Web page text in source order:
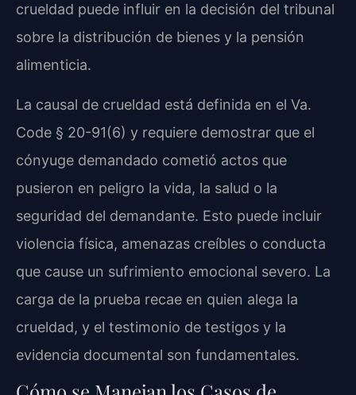
crueldad puede influir en la decisión del tribunal
sobre la distribución de bienes y la pensión
alimenticia.
La causal de crueldad está definida en el Va.
Code § 20-91(6) y requiere demostrar que el
cónyuge demandado cometió actos que
pusieron en peligro la vida, la salud o la
seguridad del demandante. Esto puede incluir
violencia física, amenazas creíbles o conducta
que cause un sufrimiento emocional severo. La
carga de la prueba recae en quien alega la
crueldad, y el testimonio de testigos y la
evidencia documental son fundamentales.